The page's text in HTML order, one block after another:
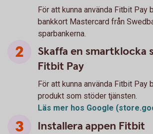
För att kunna använda Fitbit Pay
bankkort Mastercard från
sparbankerna.
Skaffa en smartklocka
Fitbit Pay
För att kunna använda Fitbit Pay
produkt som stöder tjänsten.
Läs mer hos Google
Installera appen Fitbit